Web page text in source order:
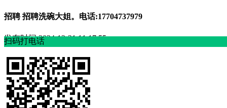
招聘 招聘洗碗大姐。电话:17704737979
发布时间2024-12-21 11:17:55
扫码打电话